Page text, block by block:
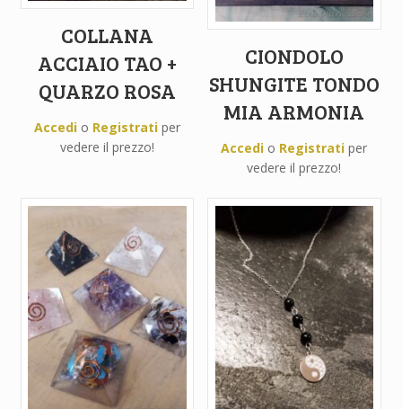
COLLANA
ACCIAIO TAO +
QUARZO ROSA
Accedio Registratiper
vedere il prezzo!
CIONDOLO
SHUNGITE TONDO
MIA ARMONIA
Accedi o Registrati per
vedere il prezzo!